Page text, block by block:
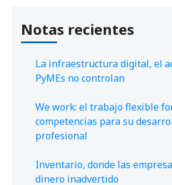
Notas recientes
La infraestructura digital, el
PyMEs no controlan
We work: el trabajo flexible
competencias para su
profesional
Inventario, donde las
dinero inadvertido